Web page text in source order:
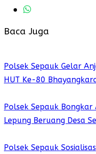
Baca Juga
Polsek Sepauk Gelar
HUT Ke-80
Polsek Sepauk
Lepung Beruang Desa
Polsek Sepauk